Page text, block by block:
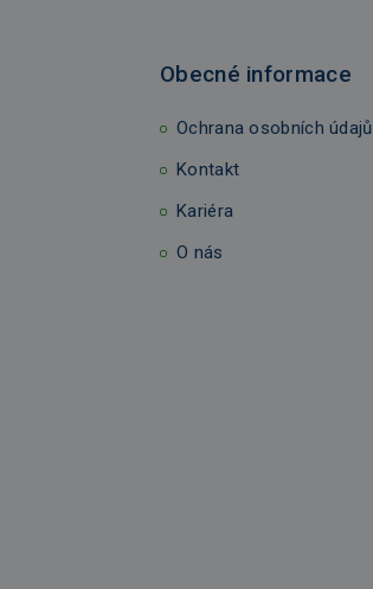
Obecné informace
Ochrana osobních údajů
Kontakt
Kariéra
O nás